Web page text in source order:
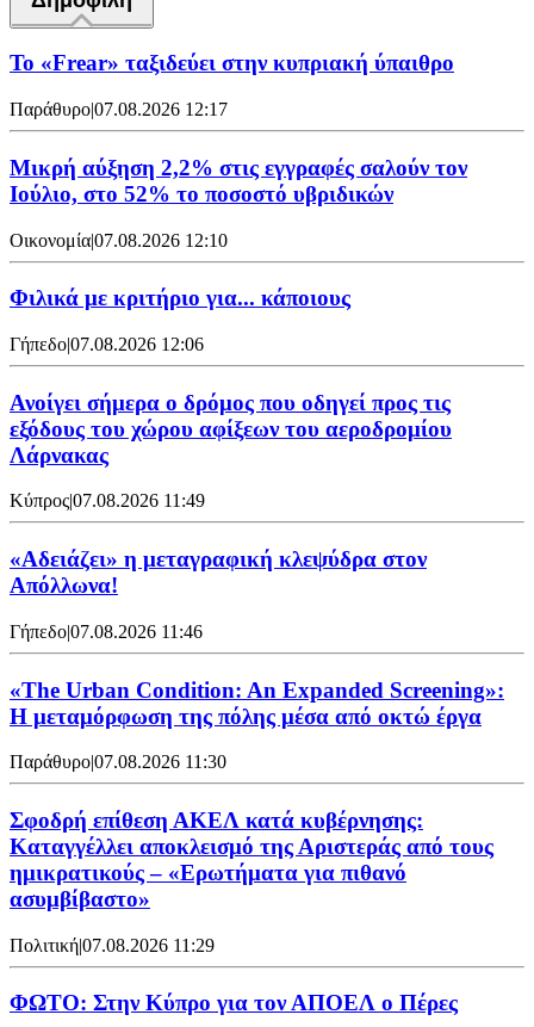
To «Frear» ταξιδεύει στην κυπριακή ύπαιθρο
Παράθυρο|07.08.2026 12:17
Μικρή αύξηση 2,2% στις εγγραφές σαλούν τον
Ιούλιο, στο 52% το ποσοστό υβριδικών
Οικονομία|07.08.2026 12:10
Φιλικά με κριτήριο για... κάποιους
Γήπεδο|07.08.2026 12:06
Ανοίγει σήμερα ο δρόμος που οδηγεί προς τις
εξόδους του χώρου αφίξεων του αεροδρομίου
Λάρνακας
Κύπρος|07.08.2026 11:49
«Αδειάζει» η μεταγραφική κλεψύδρα στον
Απόλλωνα!
Γήπεδο|07.08.2026 11:46
«The Urban Condition: An Expanded Screening»:
Η μεταμόρφωση της πόλης μέσα από οκτώ έργα
Παράθυρο|07.08.2026 11:30
Σφοδρή επίθεση ΑΚΕΛ κατά κυβέρνησης:
Καταγγέλλει αποκλεισμό της Αριστεράς από τους
ημικρατικούς – «Ερωτήματα για πιθανό
ασυμβίβαστο»
Πολιτική|07.08.2026 11:29
ΦΩΤΟ: Στην Κύπρο για τον ΑΠΟΕΛ ο Πέρες